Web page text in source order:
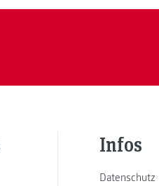
Infos
Datenschutz